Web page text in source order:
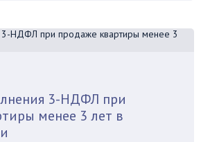
3-НДФЛ при
менее 3 лет в